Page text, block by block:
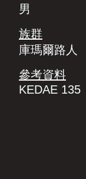
男
族群
庫瑪爾路人
參考資料
KEDAE 135